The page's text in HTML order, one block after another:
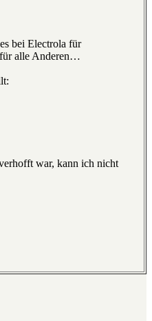
bei Electrola für
für alle Anderen…
war, kann ich nicht